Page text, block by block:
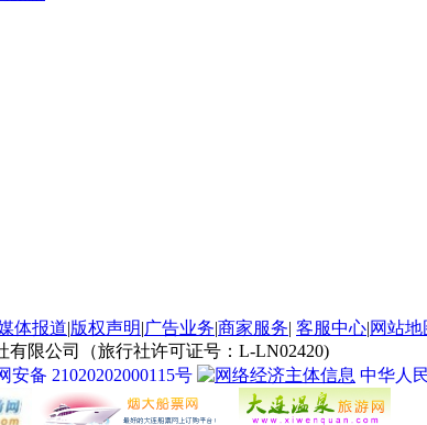
体报道|版权声明|广告业务|商家服务| 客服中心|网站地
限公司（旅行社许可证号：L-LN02420)
安备 21020202000115号
中华人